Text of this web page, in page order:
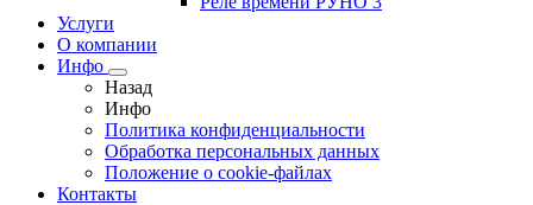
Услуги
О компании
Инфо
Назад
Инфо
Политика конфиденциальности
Обработка персональных данных
Положение о cookie-файлах
Контакты